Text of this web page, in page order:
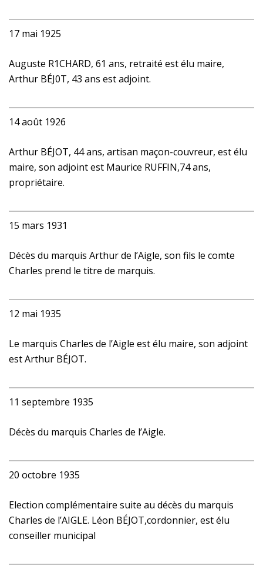
17 mai 1925
Auguste R1CHARD, 61 ans, retraité est élu maire,
Arthur BÉJ0T, 43 ans est adjoint.
14 août 1926
Arthur BÉJOT, 44 ans, artisan maçon-couvreur, est élu
maire, son adjoint est Maurice RUFFIN,74 ans,
propriétaire.
15 mars 1931
Décès du marquis Arthur de l’Aigle, son fils le comte
Charles prend le titre de marquis.
12 mai 1935
Le marquis Charles de l’Aigle est élu maire, son adjoint
est Arthur BÉJOT.
11 septembre 1935
Décès du marquis Charles de l’Aigle.
20 octobre 1935
Election complémentaire suite au décès du marquis
Charles de l’AIGLE. Léon BÉJOT,cordonnier, est élu
conseiller municipal